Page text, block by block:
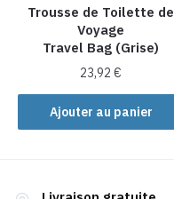
la
page
du
produit
Trousse de Toilette de
Voyage
Travel Bag (Grise)
23,92€
Ajouter au panier